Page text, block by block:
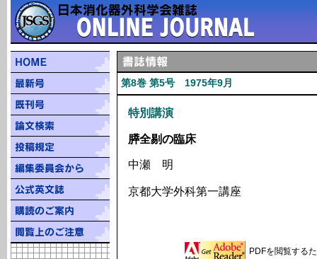
第8巻 第5号 1975年9月
特別講演
膵全剔の臨床
中瀬 明
京都大学外科第一講座
PDFを閲覧する